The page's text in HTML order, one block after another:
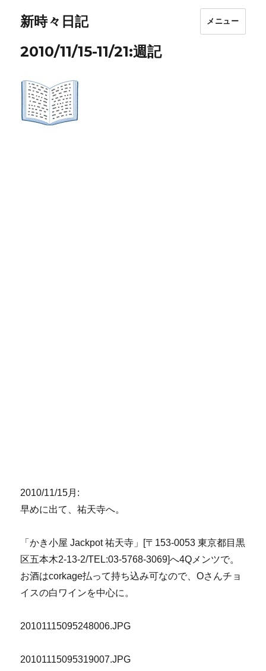
新時々日記 メニュー
2010/11/15-11/21:週記
2010/11/15月:
早めに出て、祐天寺へ。
「かき小屋 Jackpot 祐天寺」[〒153-0053 東京都目黒
区五本木2-13-2/TEL:03-5768-3069]へ4Qメンツで。
お酒はcorkage払って持ち込み可なので、Oさんチョ
イスの白ワインを中心に。
20101115095248006.JPG
20101115095319007.JPG